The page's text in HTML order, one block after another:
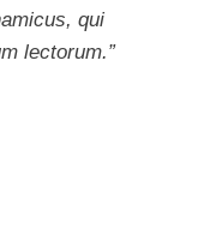
qui
lectorum.”